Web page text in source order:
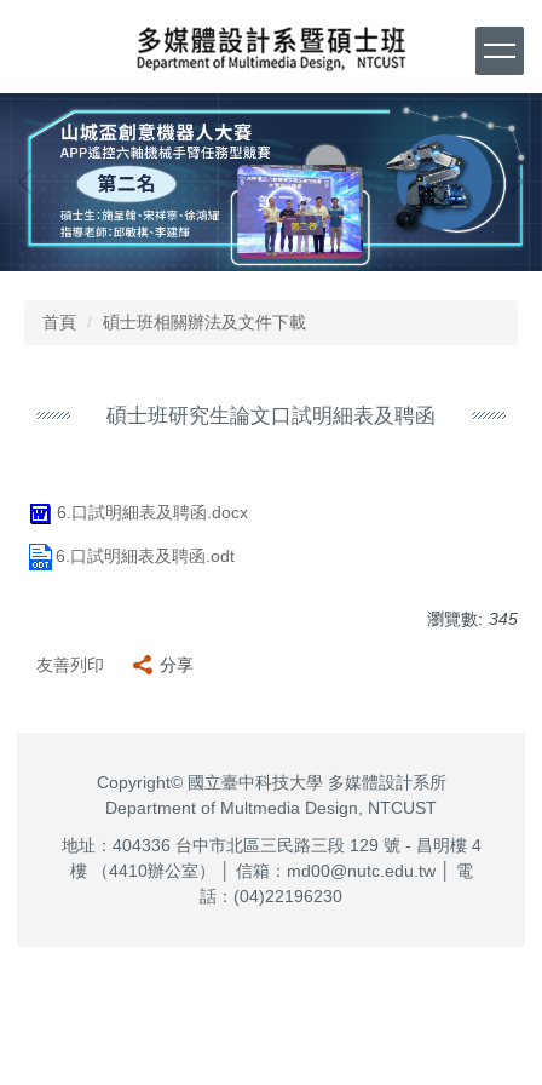
要
區
首頁 碩士班相關辦法及文件下載
碩士班研究生論文口試明細表及聘函
6.口試明細表及聘函.docx
6.口試明細表及聘函.odt
瀏覽數: 345
友善列印 分享
Copyright© 國立臺中科技大學 多媒體設計系所
Department of Multmedia Design, NTCUST
地址：404336 台中市北區三民路三段 129 號 - 昌明樓 4
樓 （4410辦公室） │ 信箱：md00@nutc.edu.tw │ 電
話：(04)22196230